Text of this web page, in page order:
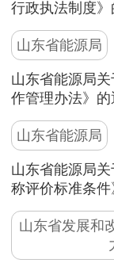
行政执法制度》
山东省能源局
山东省能源局
作管理办法》的
山东省能源局
山东省能源局
称评价标准条
山东省发展和